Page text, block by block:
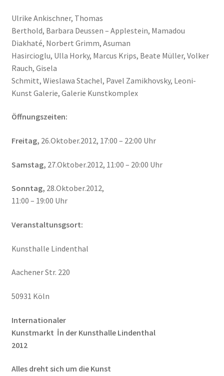
Ulrike Ankischner, Thomas
Berthold, Barbara Deussen – Applestein, Mamadou
Diakhaté, Norbert Grimm, Asuman
Hasircioglu, Ulla Horky, Marcus Krips, Beate Müller, Volker
Rauch, Gisela
Schmitt, Wieslawa Stachel, Pavel Zamikhovsky, Leoni-
Kunst Galerie, Galerie Kunstkomplex
Öffnungszeiten:
Freitag, 26.Oktober.2012, 17:00 – 22:00 Uhr
Samstag, 27.Oktober.2012, 11:00 – 20:00 Uhr
Sonntag, 28.Oktober.2012,
11:00 – 19:00 Uhr
Veranstaltunsgsort:
Kunsthalle Lindenthal
Aachener Str. 220
50931 Köln
Internationaler
Kunstmarkt İn der Kunsthalle Lindenthal
2012
Alles dreht sich um die Kunst